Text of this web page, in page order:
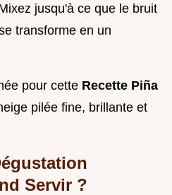
jusqu'à ce que le bruit
transforme en un
pour cette Recette Piña
pilée fine, brillante et
Servir ?